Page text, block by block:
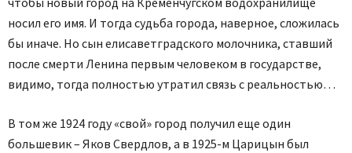
носил его имя. И тогда судьба города, наверное, сложилась
бы иначе. Но сын елисаветградского молочника, ставший
после смерти Ленина первым человеком в государстве,
видимо, тогда полностью утратил связь с реальностью…
В том же 1924 году «свой» город получил еще один
большевик – Яков Свердлов, а в 1925-м Царицын был